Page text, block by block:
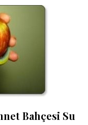
Bahçesi Su